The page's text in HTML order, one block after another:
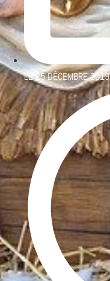
LE25 DÉCEMBRE 2019